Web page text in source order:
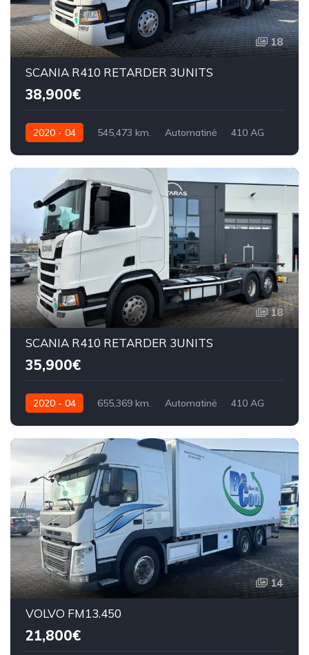
18
SCANIA R410 RETARDER 3UNITS
38,900€
2020 - 04 545,473 km. Automatinė 410 AG
18
SCANIA R410 RETARDER 3UNITS
35,900€
2020 - 04 655,369 km. Automatinė 410 AG
14
VOLVO FM13.450
21,800€